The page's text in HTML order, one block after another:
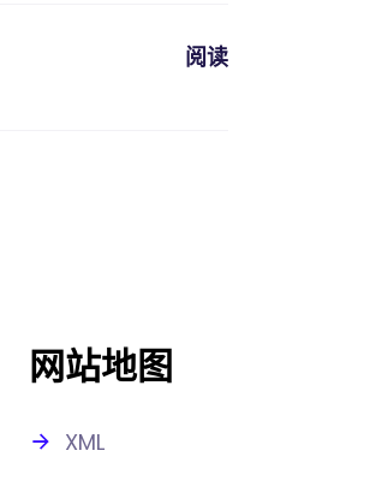
阅读
网站地图
XML